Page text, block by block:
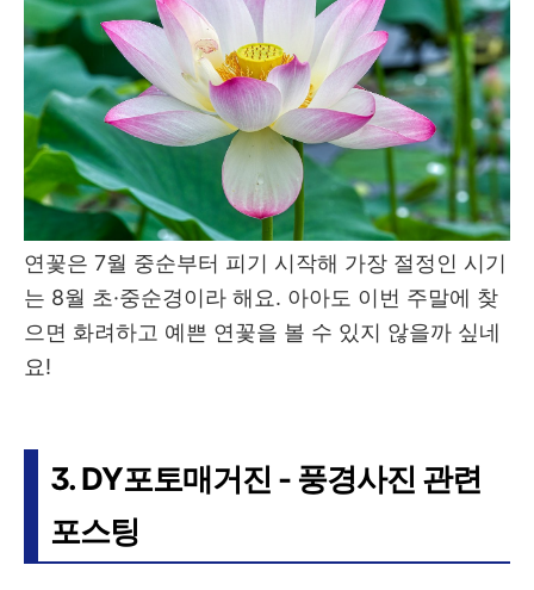
연꽃은 7월 중순부터 피기 시작해 가장 절정인 시기
는 8월 초·중순경이라 해요. 아아도 이번 주말에 찾
으면 화려하고 예쁜 연꽃을 볼 수 있지 않을까 싶네
요!
3. DY포토매거진 - 풍경사진 관련
포스팅